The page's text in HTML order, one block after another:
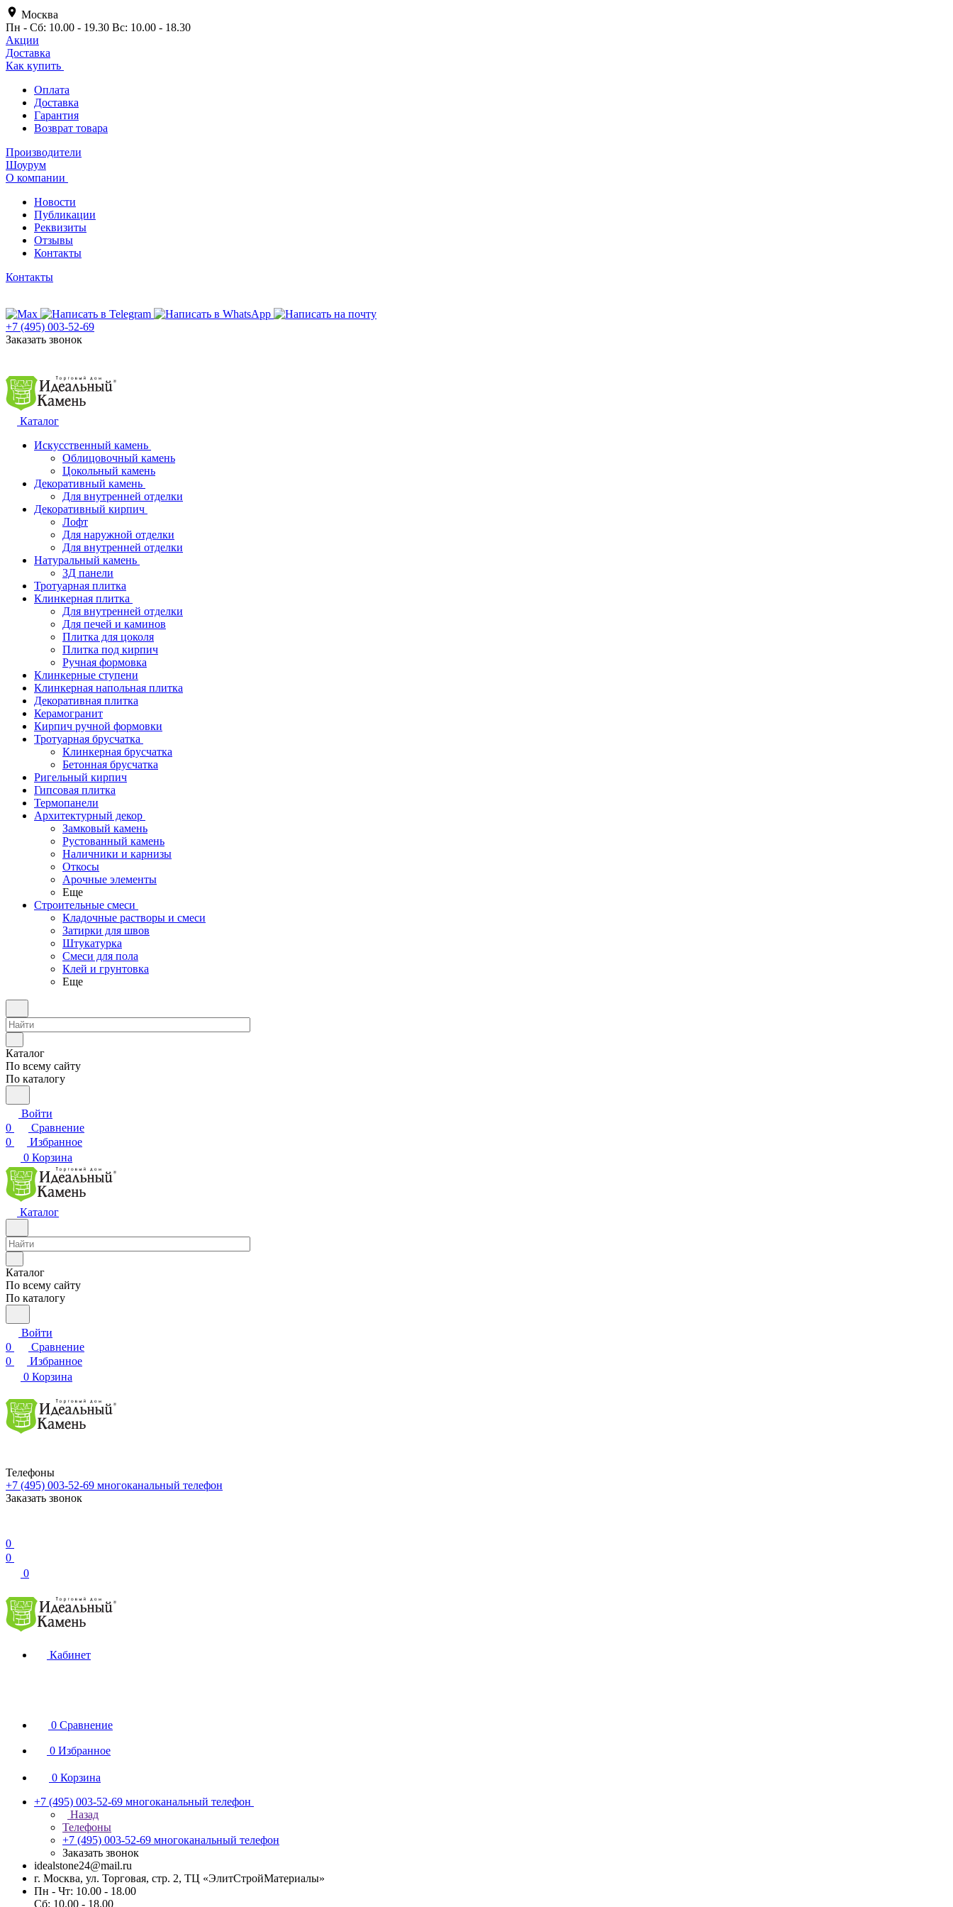
Москва
Пн - Сб: 10.00 - 19.30 Вс: 10.00 - 18.30
Акции
Доставка
Как купить
Оплата
Доставка
Гарантия
Возврат товара
Производители
Шоурум
О компании
Новости
Публикации
Реквизиты
Отзывы
Контакты
Контакты
+7 (495) 003-52-69
Заказать звонок
Каталог
Искусственный камень
Облицовочный камень
Цокольный камень
Декоративный камень
Для внутренней отделки
Декоративный кирпич
Лофт
Для наружной отделки
Для внутренней отделки
Натуральный камень
3Д панели
Тротуарная плитка
Клинкерная плитка
Для внутренней отделки
Для печей и каминов
Плитка для цоколя
Плитка под кирпич
Ручная формовка
Клинкерные ступени
Клинкерная напольная плитка
Декоративная плитка
Керамогранит
Кирпич ручной формовки
Тротуарная брусчатка
Клинкерная брусчатка
Бетонная брусчатка
Ригельный кирпич
Гипсовая плитка
Термопанели
Архитектурный декор
Замковый камень
Рустованный камень
Наличники и карнизы
Откосы
Арочные элементы
Еще
Строительные смеси
Кладочные растворы и смеси
Затирки для швов
Штукатурка
Смеси для пола
Клей и грунтовка
Еще
Каталог
По всему сайту
По каталогу
Войти
0
Сравнение
0
Избранное
0 Корзина
Каталог
Каталог
По всему сайту
По каталогу
Войти
0
Сравнение
0
Избранное
0 Корзина
Телефоны
+7 (495) 003-52-69 многоканальный телефон
Заказать звонок
0
0
0
Кабинет
0 Сравнение
0 Избранное
0 Корзина
+7 (495) 003-52-69 многоканальный телефон
Назад
Телефоны
+7 (495) 003-52-69 многоканальный телефон
Заказать звонок
idealstone24@mail.ru
г. Москва, ул. Торговая, стр. 2, ТЦ «ЭлитСтройМатериалы»
Пн - Чт: 10.00 - 18.00
Сб: 10.00 - 18.00